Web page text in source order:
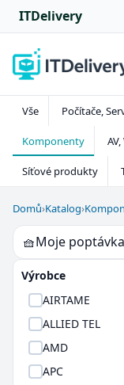
ITDelivery
Vše Počítače,
Komponenty
Síťové produkty
Domů›Katalog›
🧺Moje poptávka
Výrobce
AIRTAME
ALLIED TEL
AMD
APC